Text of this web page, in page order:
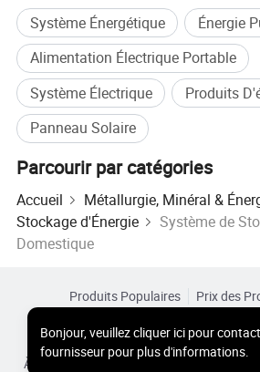
Modèle
Type de batterie
Tension nominale
Énergie totale
Plage de tension de
Système Énergétique
Énergie
Alimentation Électrique Portable
Système Électrique
Produits
Panneau Solaire
Parcourir par catégories
Accueil Métallurgie, Minéral &
Stockage d'Énergie
Système de
Domestique
Bonjour,veuillez cliquer ici pour
fournisseur pour plus d'informations.
Produits Populaires
Prix des
Aperçus
À Propos de
Accord d’Utilisateur